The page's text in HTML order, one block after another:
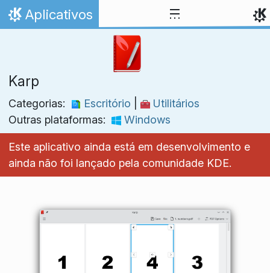
Ir para o conteúdo
Início
Aplicativos
Karp
Categorias: Escritório
Utilitários
Outras plataformas:
Windows
Este aplicativo ainda está em desenvolvimento e
ainda não foi lançado pela comunidade KDE.